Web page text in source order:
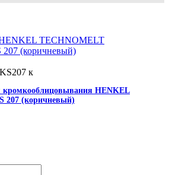
к
кромкооблицовывания HENKEL
207 (коричневый)